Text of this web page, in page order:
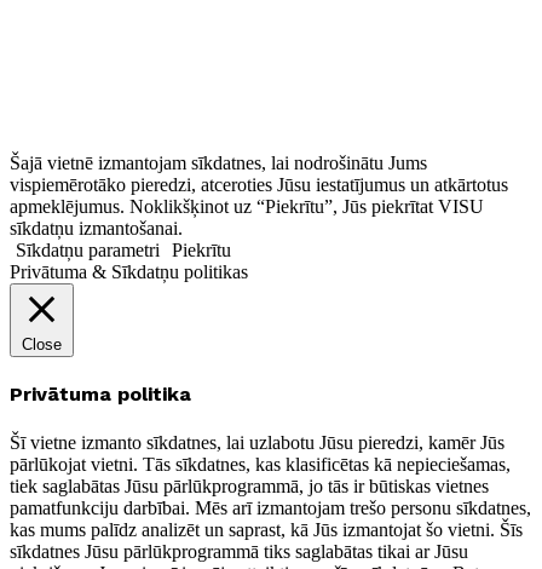
Šajā vietnē izmantojam sīkdatnes, lai nodrošinātu Jums
vispiemērotāko pieredzi, atceroties Jūsu iestatījumus un atkārtotus
apmeklējumus. Noklikšķinot uz “Piekrītu”, Jūs piekrītat VISU
sīkdatņu izmantošanai.
Sīkdatņu parametri
Piekrītu
Privātuma & Sīkdatņu politikas
Close
Privātuma politika
Šī vietne izmanto sīkdatnes, lai uzlabotu Jūsu pieredzi, kamēr Jūs
pārlūkojat vietni. Tās sīkdatnes, kas klasificētas kā nepieciešamas,
tiek saglabātas Jūsu pārlūkprogrammā, jo tās ir būtiskas vietnes
pamatfunkciju darbībai. Mēs arī izmantojam trešo personu sīkdatnes,
kas mums palīdz analizēt un saprast, kā Jūs izmantojat šo vietni. Šīs
sīkdatnes Jūsu pārlūkprogrammā tiks saglabātas tikai ar Jūsu